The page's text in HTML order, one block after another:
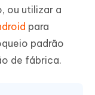
ou utilizar a
para
padrão
de fábrica.